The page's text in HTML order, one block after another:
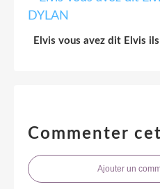
Elvis vous avez dit Elvis
Commenter
Ajouter un